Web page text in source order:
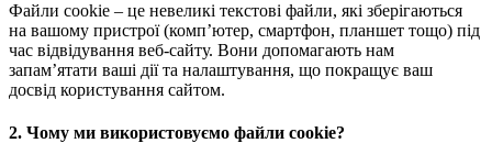
Файли cookie – це невеликі текстові файли, які зберігаються
на вашому пристрої (комп’ютер, смартфон, планшет тощо) під
час відвідування веб-сайту. Вони допомагають нам
запам’ятати ваші дії та налаштування, що покращує ваш
досвід користування сайтом.
2. Чому ми використовуємо файли cookie?